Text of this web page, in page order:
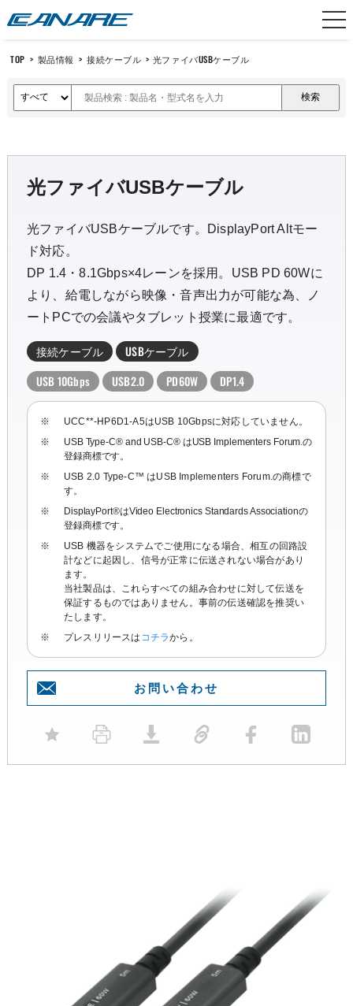
TOP > 製品情報 > 接続ケーブル > 光ファイバUSBケーブル
光ファイバUSBケーブル
光ファイバUSBケーブルです。DisplayPort Altモー
ド対応。
DP 1.4・8.1Gbps×4レーンを採用。USB PD 60Wに
より、給電しながら映像・音声出力が可能な為、ノ
ートPCでの会議やタブレット授業に最適です。
接続ケーブル
USBケーブル
USB 10Gbps
USB2.0 PD60W DP1.4
※
UCC**-HP6D1-A5はUSB 10Gbpsに対応していません。
※
USB Type-C® and USB-C® はUSB Implementers Forum.の
登録商標です。
※
USB 2.0 Type-C™ はUSB Implementers Forum.の商標で
す。
※
DisplayPort®はVideo Electronics Standards Associationの
登録商標です。
※
USB 機器をシステムでご使用になる場合、相互の回路設
計などに起因し、信号が正常に伝送されない場合があり
ます。
当社製品は、これらすべての組み合わせに対して伝送を
保証するものではありません。事前の伝送確認を推奨い
たします。
※
プレスリリースは コチラから。
お問い合わせ